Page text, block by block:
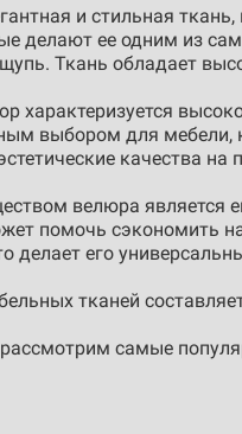
и стильная
делают ее одним из
Ткань обладает
характеризуется
выбором для мебели,
качества на
велюра является
помочь сэкономить
делает его
тканей
самые